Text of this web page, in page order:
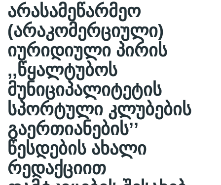
არასამეწარმეო
(არაკომერციული)
იურიდიული პირის
,,წყალტუბოს
მუნიციპალიტეტის
სპორტული კლუბების
გაერთიანების’’
წესდების ახალი
რედაქციით